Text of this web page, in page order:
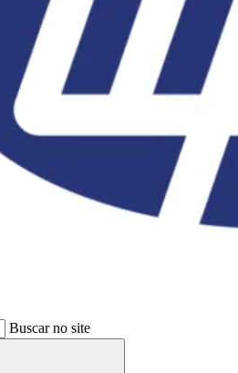
Buscar no site